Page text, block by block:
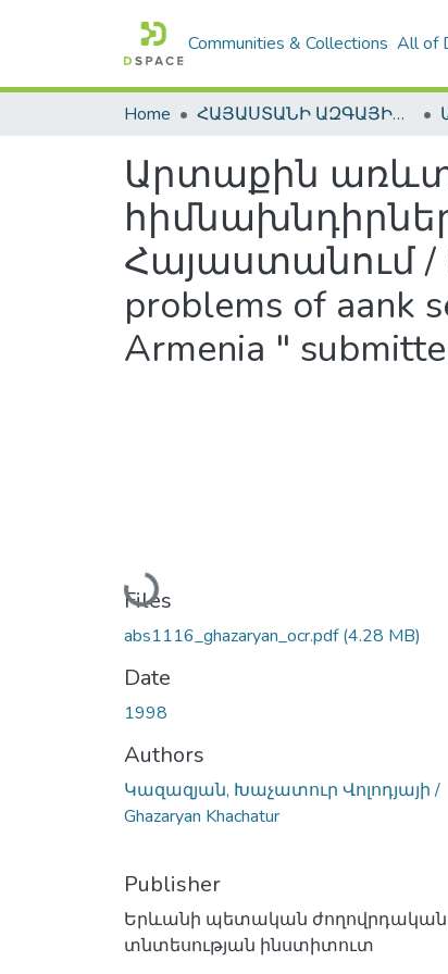
Communities & Collections All of
Home ՀԱՅԱՍՏԱՆԻ ԱԶԳԱՅԻՆ ԳՐԱԴԱՐԱՆԻ ԹՎԱՅԻՆ ՊԱՀՈՑ / DIGITAL REPOSITORY OF NLA
Արտաքին
Հայաստանում /
problems of aank
Armenia "
Loading...
Files
abs1116_ghazaryan_ocr.pdf(4.28 MB)
Date
1998
Authors
Կազազյան, Խաչատուր Վոլոդյայի /
Ghazaryan Khachatur
Publisher
Երևանի պետական ժողովրդական
տնտեսության ինստիտուտ